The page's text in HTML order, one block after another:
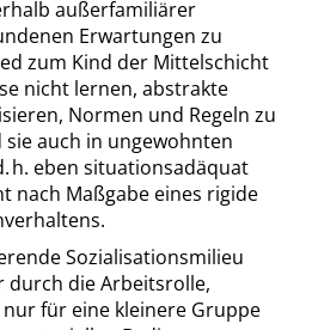
außerfamiliärer
Erwartungen zu
zum Kind der Mittelschicht
nicht lernen, abstrakte
, Normen und Regeln zu
auch in ungewohnten
h. eben situationsadäquat
nach Maßgabe eines rigide
Sozialisationsmilieu
die Arbeitsrolle,
für eine kleinere Gruppe